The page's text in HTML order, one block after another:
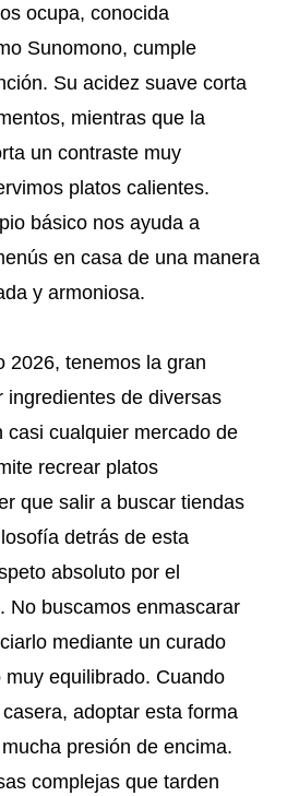
ocupa, conocida
Sunomono, cumple
Su acidez suave corta
mientras que la
un contraste muy
platos calientes.
básico nos ayuda a
en casa de una manera
y armoniosa.
2026, tenemos la gran
ingredientes de diversas
casi cualquier mercado de
recrear platos
que salir a buscar tiendas
detrás de esta
absoluto por el
No buscamos enmascarar
mediante un curado
muy equilibrado. Cuando
adoptar esta forma
presión de encima.
complejas que tarden